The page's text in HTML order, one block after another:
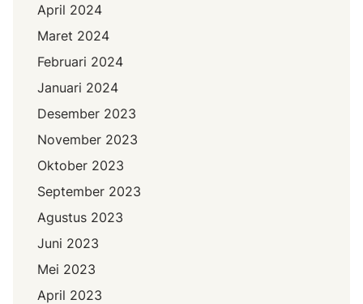
April 2024
Maret 2024
Februari 2024
Januari 2024
Desember 2023
November 2023
Oktober 2023
September 2023
Agustus 2023
Juni 2023
Mei 2023
April 2023